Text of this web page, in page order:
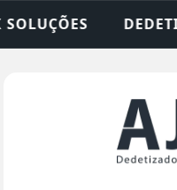
• DESENTUPIDORA